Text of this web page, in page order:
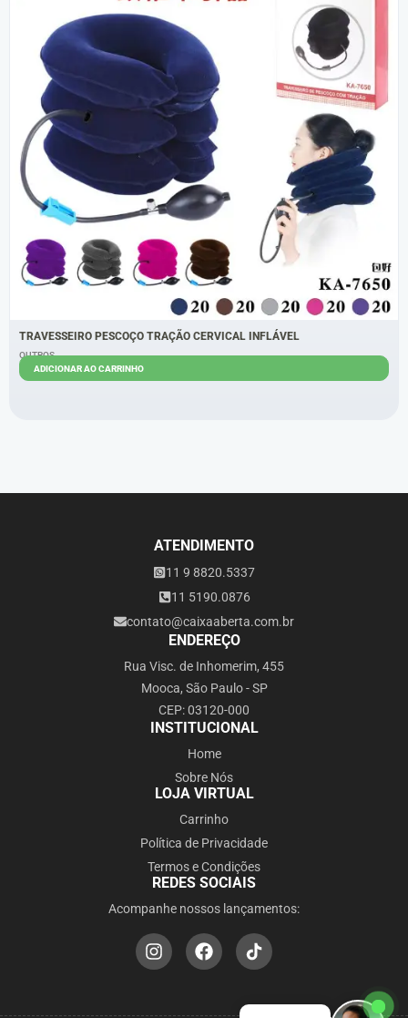
TRAVESSEIRO PESCOÇO TRAÇÃO CERVICAL INFLÁVEL
OUTROS
ADICIONAR AO CARRINHO
ATENDIMENTO
11 9 8820.5337
11 5190.0876
contato@caixaaberta.com.br
ENDEREÇO
Rua Visc. de Inhomerim, 455
Mooca, São Paulo - SP
CEP: 03120-000
INSTITUCIONAL
Home
Sobre Nós
LOJA VIRTUAL
Carrinho
Política de Privacidade
Termos e Condições
REDES SOCIAIS
Acompanhe nossos lançamentos: